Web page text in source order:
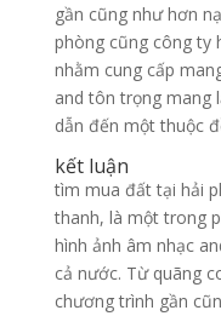
gần cũng như hơn
phòng cũng công ty
nhằm cung cấp
and tôn trọng mang
dẫn đến một thuộc
kết luận
tìm mua đất tại hải
thanh, là một trong
hình ảnh âm nhạc
cả nước. Từ quãng
chương trình gần